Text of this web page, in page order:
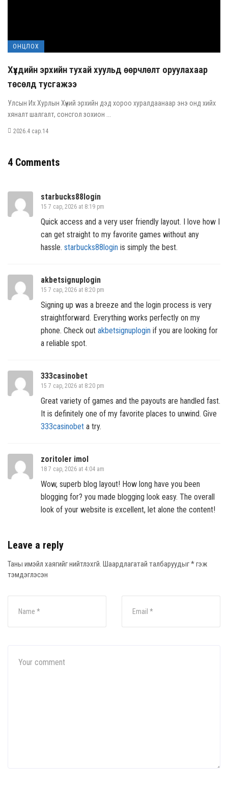
ОНЦЛОХ
Хүүхдийн эрхийн тухай хуульд өөрчлөлт оруулахаар
төсөлд тусгажээ
Улсын Их Хурлын Хүний эрхийн дэд хороо хуралдаанаар энэ онд хийх
хяналт шалгалт, сонсгол зохион ...
2026.4 сар.14
4 Comments
starbucks88login
15 7 сар, 2026 at 8:19 pm
Quick access and a very user friendly layout. I love how I
can get straight to my favorite games without any
hassle. starbucks88login is simply the best.
akbetsignuplogin
15 7 сар, 2026 at 8:20 pm
Signing up was a breeze and the login process is very
straightforward. Everything works perfectly on my
phone. Check out akbetsignuplogin if you are looking for
a reliable spot.
333casinobet
15 7 сар, 2026 at 8:20 pm
Great variety of games and the payouts are handled fast.
It is definitely one of my favorite places to unwind. Give
333casinobet a try.
zoritoler imol
18 7 сар, 2026 at 4:04 am
Wow, superb blog layout! How long have you been
blogging for? you made blogging look easy. The overall
look of your website is excellent, let alone the content!
Leave a reply
Таны имэйл хаягийг нийтлэхгүй. Шаардлагатай талбаруудыг*гэж
тэмдэглэсэн